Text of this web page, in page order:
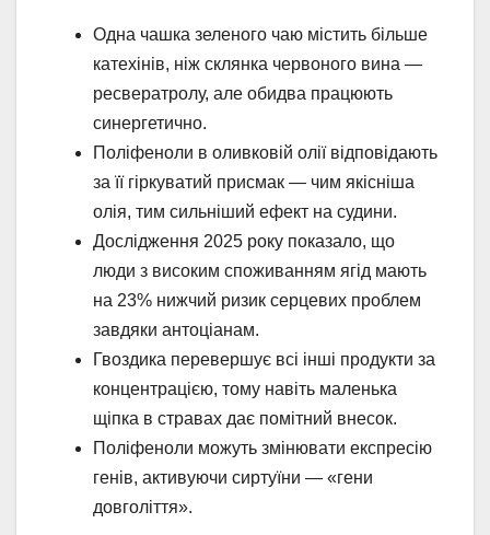
Одна чашка зеленого чаю містить більше
катехінів, ніж склянка червоного вина —
ресвератролу, але обидва працюють
синергетично.
Поліфеноли в оливковій олії відповідають
за її гіркуватий присмак — чим якісніша
олія, тим сильніший ефект на судини.
Дослідження 2025 року показало, що
люди з високим споживанням ягід мають
на 23% нижчий ризик серцевих проблем
завдяки антоціанам.
Гвоздика перевершує всі інші продукти за
концентрацією, тому навіть маленька
щіпка в стравах дає помітний внесок.
Поліфеноли можуть змінювати експресію
генів, активуючи сиртуїни — «гени
довголіття».